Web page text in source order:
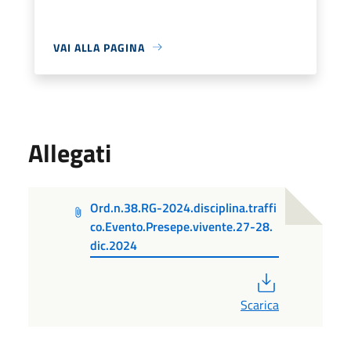
VAI ALLA PAGINA
Allegati
Ord.n.38.RG-2024.disciplina.traffi
co.Evento.Presepe.vivente.27-28.
dic.2024
Scarica